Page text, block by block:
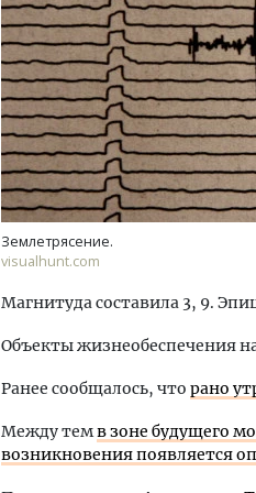
Землетрясение.
visualhunt.com
Магнитуда составила 3, 9.
Объекты жизнеобеспечения
Ранее сообщалось, что рано
Между темв зоне будущего
возникновения появляется
Архитектурный код
земли. Мощение
стандартом